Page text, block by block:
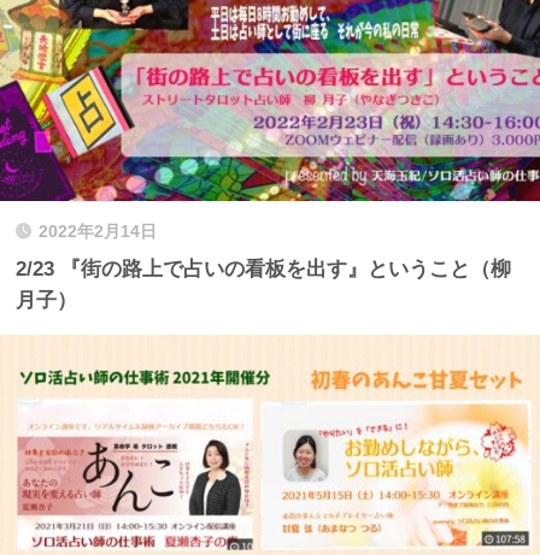
2022年2月14日
2/23 『街の路上で占いの看板を出す』ということ（柳
月子）